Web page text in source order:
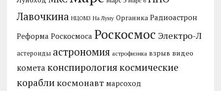
Лавочкина НЦОМЗ На Луну Органика Радиоастрон
Реформа Роскосмоса Роскосмос Электро-Л
астероиды астрономия астрофизика взрыв видео
комета конспирологиякосмические
корабликосмонавт марсоход